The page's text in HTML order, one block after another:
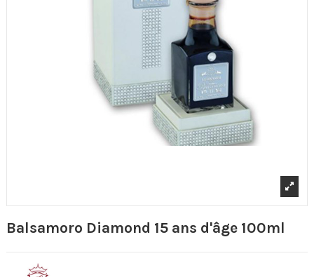
Balsamoro Diamond 15 ans d'âge 100ml